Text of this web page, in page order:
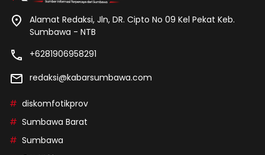
Alamat Redaksi, Jln, DR. Cipto No 09 Kel Pekat Keb.
Sumbawa - NTB
+6281906958291
redaksi@kabarsumbawa.com
diskomfotikprov
Sumbawa Barat
Sumbawa